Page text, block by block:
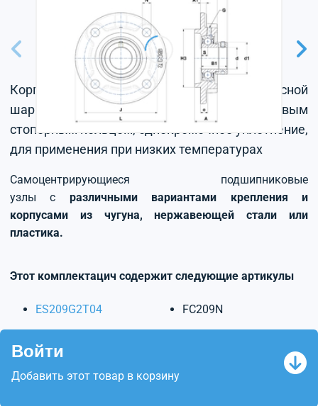
Корпус из серого чугуна, радиальный корпусной
шарикоподшипник с эксцентриковым
стопорным кольцом, однокромочное уплотнение,
для применения при низких температурах
Самоцентрирующиеся подшипниковые
узлы с различными вариантами крепления и
корпусами из чугуна, нержавеющей стали или
пластика.
Этот комплектацич содержит следующие артикулы
ES209G2T04 FC209N
Войти
Добавить этот товар в корзину